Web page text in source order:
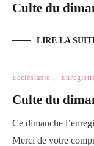
Culte du
LIRE LA
Ecclésiaste ,
Culte du
Ce dimanche
Merci de votre